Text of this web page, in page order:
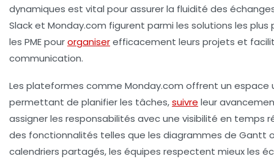
dynamiques est vital pour assurer la fluidité des
Slack et Monday.com figurent parmi les solutions les plus
les PME pourorganiserefficacement leurs projets et
communication.
Les plateformes comme Monday.com offrent un espace
permettant de planifier les tâches,suivre leur
assigner les responsabilités avec une visibilité en temps
des fonctionnalités telles que les diagrammes de Gantt
calendriers partagés, les équipes respectent mieux les